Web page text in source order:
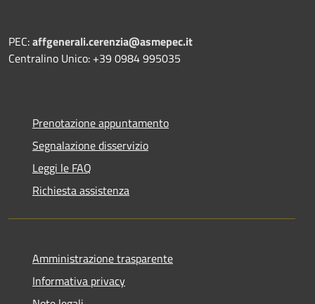
PEC:affgenerali.cerenzia@asmepec.it
Centralino Unico: +39 0984 995035
Prenotazione appuntamento
Segnalazione disservizio
Leggi le FAQ
Richiesta assistenza
Amministrazione trasparente
Informativa privacy